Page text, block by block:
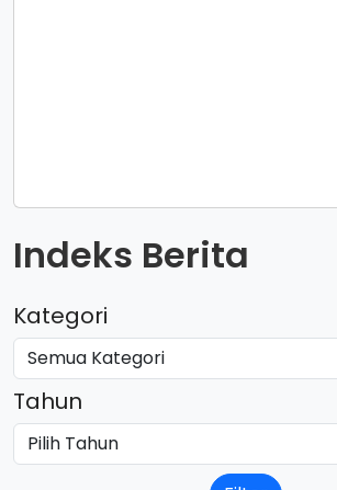
Indeks Berita
Kategori
Tahun